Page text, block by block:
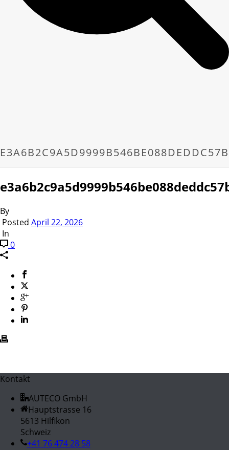
By
Posted April 22, 2026
In
0
Kontakt
AUTECO GmbH
Hauptstrasse 16
5613 Hilfikon
Schweiz
+41 76 474 28 58